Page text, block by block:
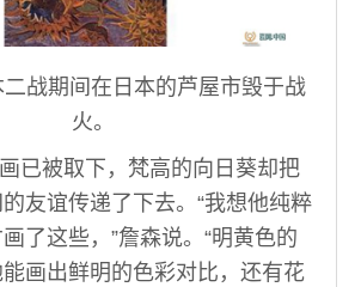
战期间在日本的芦屋市毁于战
火。
已被取下，梵高的向日葵却把
友谊传递了下去。“我想他纯粹
了这些，”詹森说。“明黄色的
画出鲜明的色彩对比，还有花